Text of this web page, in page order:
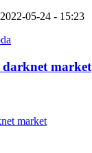
05-24 - 15:23
market
market